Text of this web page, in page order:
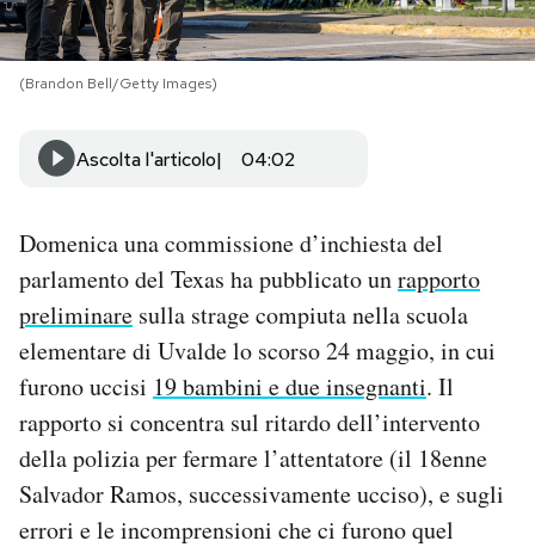
I MIEI PREFERITI
SHOP
CALENDARIO
AREA PERSONALE
Area Personale
Newsletter
Notifiche mobile
Regala il Post
Hai bisogno di aiuto?
Esci
(Brandon Bell/Getty Images)
Ascolta l'articolo 04:02
Domenica una commissione d’inchiesta del
parlamento del Texas ha pubblicato unrapporto
preliminare sulla strage compiuta nella scuola
elementare di Uvalde lo scorso 24 maggio, in cui
furono uccisi 19 bambini e due insegnanti. Il
rapporto si concentra sul ritardo dell’intervento
della polizia per fermare l’attentatore (il 18enne
Salvador Ramos, successivamente ucciso), e sugli
errori e le incomprensioni che ci furono quel